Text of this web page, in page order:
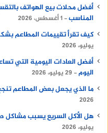
أفضل محلات بيع الهواتف
المناسب 1 أغسطس، 2026
كيف تقرأ تقييمات المطاعم
يوليو، 2026
أفضل العادات اليومية التي
اليوم
29 يوليو، 2026
ما الذي يجعل بعض المطاعم
2026
هل الأكل السريع يسبب مشاكل
يوليو، 2026